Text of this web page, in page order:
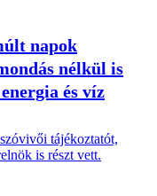
napok
nélkül is
és víz
tájékoztatót,
is részt vett.